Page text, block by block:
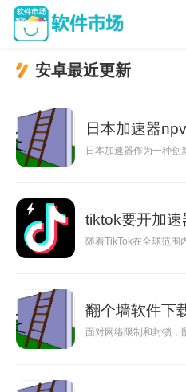
安卓最近更新
日本加速器npv
日本加速器作为一种
tiktok要开加速
随着TikTok在全球范围
翻个墙软件下
面对网络限制和封锁，